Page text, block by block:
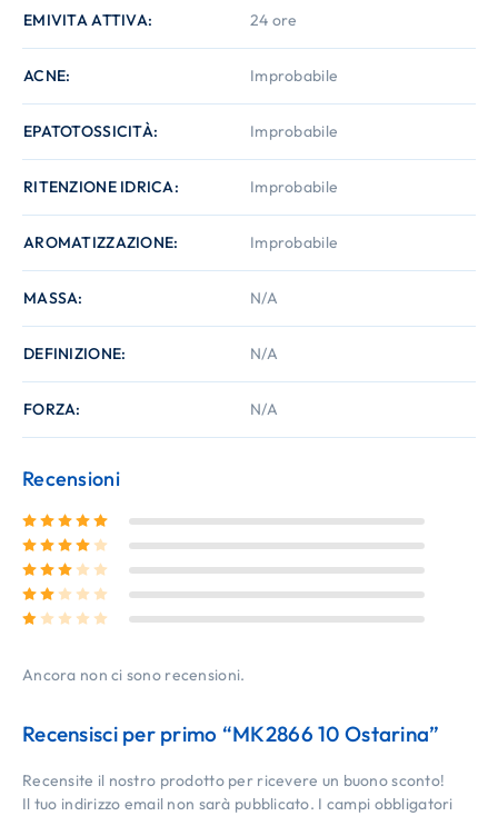
EMIVITA ATTIVA 24 ore
ACNE Improbabile
EPATOTOSSICITÀ Improbabile
RITENZIONE IDRICA Improbabile
AROMATIZZAZIONE Improbabile
MASSA N/A
DEFINIZIONE N/A
FORZA N/A
Recensioni
Valutato5su 5
Valutato4su 5
Valutato3su 5
Valutato
2su 5
Valutato1 su 5
Ancora non ci sono recensioni.
Recensisci per primo “MK2866 10 Ostarina”
Recensite il nostro prodotto per ricevere un buono sconto!
Il tuo indirizzo email non sarà pubblicato. I campi obbligatori